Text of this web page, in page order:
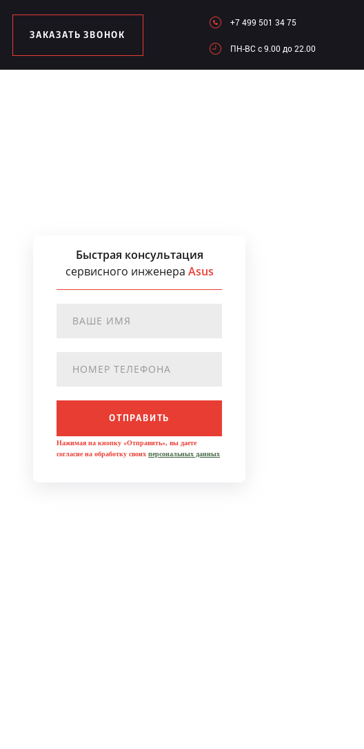
ЗАКАЗАТЬ ЗВОНОК
+7 499 501 34 75
ПН-ВC c 9.00 до 22.00
Быстрая консультация
сервисного инженера Asus
ОТПРАВИТЬ
Нажимая на кнопку «Отправить», вы даете
согласие на обработку своих персональных данных